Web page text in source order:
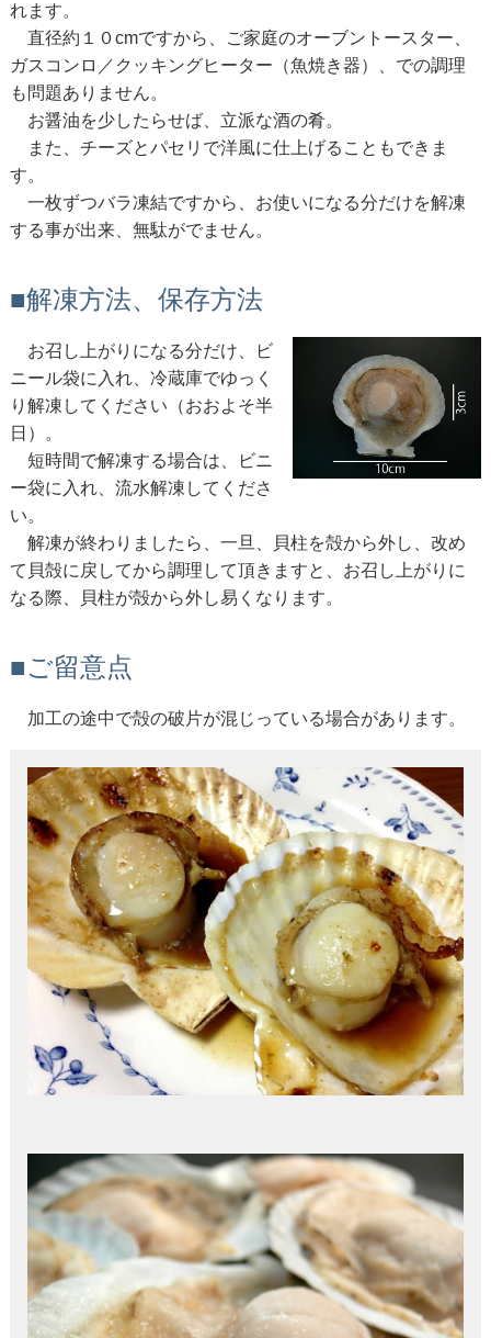
れます。
直径約１０cmですから、ご家庭のオーブントースター、
ガスコンロ／クッキングヒーター（魚焼き器）、での調理
も問題ありません。
お醤油を少したらせば、立派な酒の肴。
また、チーズとパセリで洋風に仕上げることもできま
す。
一枚ずつバラ凍結ですから、お使いになる分だけを解凍
する事が出来、無駄がでません。
■解凍方法、保存方法
お召し上がりになる分だけ、ビ
ニール袋に入れ、冷蔵庫でゆっく
り解凍してください（おおよそ半
日）。
短時間で解凍する場合は、ビニ
ー袋に入れ、流水解凍してくださ
い。
解凍が終わりましたら、一旦、貝柱を殻から外し、改め
て貝殻に戻してから調理して頂きますと、お召し上がりに
なる際、貝柱が殻から外し易くなります。
■ご留意点
加工の途中で殻の破片が混じっている場合があります。